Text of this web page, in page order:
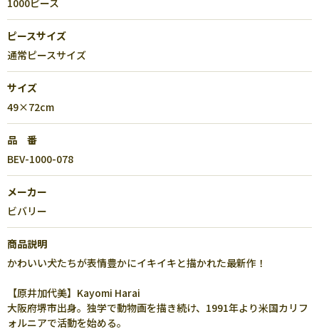
1000ピース
ピースサイズ
通常ピースサイズ
サイズ
49×72cm
品 番
BEV-1000-078
メーカー
ビバリー
商品説明
かわいい犬たちが表情豊かにイキイキと描かれた最新作！
【原井加代美】Kayomi Harai
大阪府堺市出身。独学で動物画を描き続け、1991年より米国カリフ
ォルニアで活動を始める。